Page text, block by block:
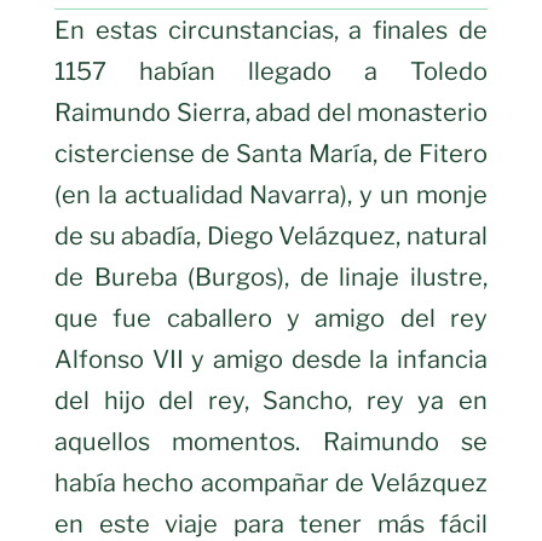
En estas circunstancias, a finales de
1157 habían llegado a Toledo
Raimundo Sierra, abad del monasterio
cisterciense de Santa María, de Fitero
(en la actualidad Navarra), y un monje
de su abadía, Diego Velázquez, natural
de Bureba (Burgos), de linaje ilustre,
que fue caballero y amigo del rey
Alfonso VII y amigo desde la infancia
del hijo del rey, Sancho, rey ya en
aquellos momentos. Raimundo se
había hecho acompañar de Velázquez
en este viaje para tener más fácil